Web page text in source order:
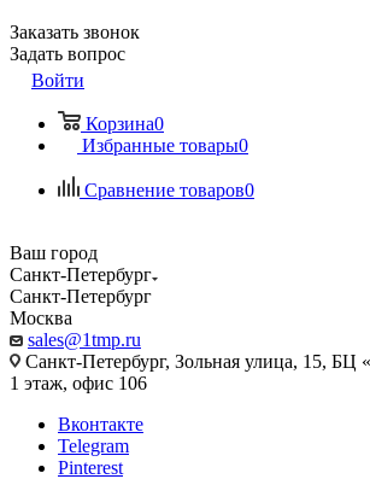
Заказать звонок
Задать вопрос
Войти
Корзина0
Избранные товары0
Сравнение товаров0
Ваш город
Санкт-Петербург
Санкт-Петербург
Москва
sales@1tmp.ru
Санкт-Петербург, Зольная улица, 15, БЦ
1 этаж, офис 106
Вконтакте
Telegram
Pinterest